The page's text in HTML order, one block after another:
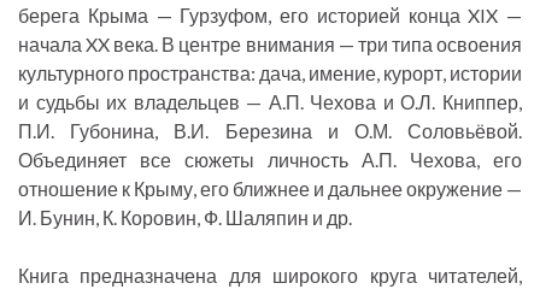
берега Крыма — Гурзуфом, его историей конца XIX —
начала XX века. В центре внимания — три типа освоения
культурного пространства: дача, имение, курорт, истории
и судьбы их владельцев — А.П. Чехова и О.Л. Книппер,
П.И. Губонина, В.И. Березина и О.М. Соловьёвой.
Объединяет все сюжеты личность А.П. Чехова, его
отношение к Крыму, его ближнее и дальнее окружение —
И. Бунин, К. Коровин, Ф. Шаляпин и др.
Книга предназначена для широкого круга читателей,